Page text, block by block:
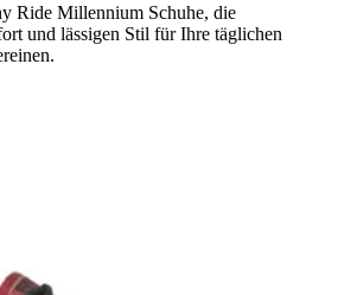
Ride Millennium Schuhe, die
und lässigen Stil für Ihre täglichen